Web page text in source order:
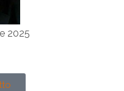
2025